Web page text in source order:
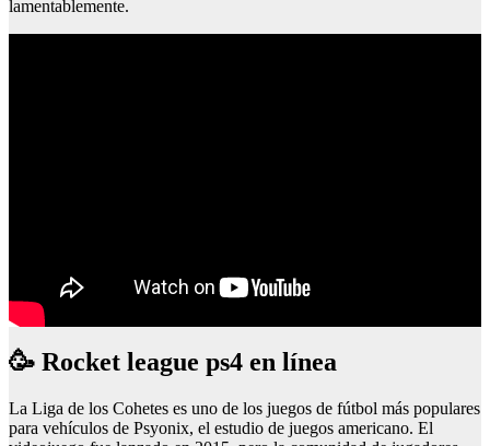
lamentablemente.
🥳 Rocket league ps4 en línea
La Liga de los Cohetes es uno de los juegos de fútbol más populares
para vehículos de Psyonix, el estudio de juegos americano. El